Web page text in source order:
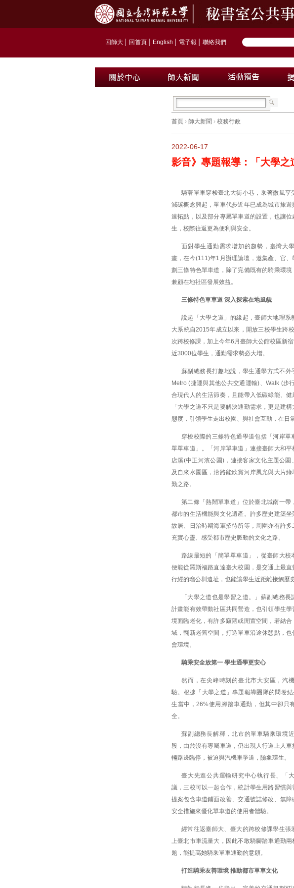
回師大 回首頁 English 電子報 聯絡我們
首頁 › 師大新聞 › 校務行政
2022-06-17
影音》專題報導：「大學
騎著單車穿梭臺北大街小巷，乘著微風享
減碳概念興起，單車代步近年已成為城市旅
速拓點，以及部分專屬單車道的設置，也讓
生，校際往返更為便利與安全。
面對學生通勤需求增加的趨勢，臺灣大
畫，在今(111)年1月辦理論壇，邀集產、官
劃三條特色單車道，除了完備既有的騎乘環境
兼顧在地社區發展效益。
三條特色單車道 深入探索在地風貌
說起「大學之道」的緣起，臺師大地理
大系統自2015年成立以來，開放三校學生跨
次跨校修課，加上今年6月臺師大公館校區新
近3000位學生，通勤需求勢必大增。
蘇副總務長打趣地說，學生通學方式不外
Metro (捷運與其他公共交通運輸)、Walk (步
合現代人的生活節奏，且能帶入低碳綠能、健
「大學之道不只是要解決通勤需求，更是建
態度，引領學生走出校園、與社會互動，在日
穿梭校際的三條特色通學道包括「河岸
單單車道」。「河岸單車道」連接臺師大和
店溪(中正河濱公園)，連接客家文化主題公
及自來水園區，沿路能欣賞河岸風光與大片
勤之路。
第二條「熱鬧單車道」位於臺北城南一
都市的生活機能與文化遺產。許多歷史建築
故居、日治時期海軍招待所等，周圍亦有許
充實心靈、感受都市歷史脈動的文化之路。
路線最短的「簡單單車道」，從臺師大校
便能從羅斯福路直達臺大校園，是交通上最
行經的瑠公圳遺址，也能讓學生近距離接觸歷
「大學之道也是學習之道。」蘇副總務
計畫能有效帶動社區共同營造，也引領學生
境面臨老化，有許多窳陋或閒置空間，若結
域，翻新老舊空間，打造單車沿途休憩點，
會環境。
騎乘安全放第一 學生通學更安心
然而，在尖峰時刻的臺北市大安區，汽
驗。根據「大學之道」專題報導團隊的問卷
生當中，26%使用腳踏車通勤，但其中卻只
全。
蘇副總務長解釋，北市的單車騎乘環境
段，由於沒有專屬車道，仍出現人行道上人
輛路邊臨停，被迫與汽機車爭道，險象環生。
臺大先進公共運輸研究中心執行長、「
議，三校可以一起合作，統計學生用路習慣
提案包含車道鋪面改善、交通號誌修改、無
安全措施來優化單車道的使用者體驗。
經常往返臺師大、臺大的跨校修課學生張
上臺北市車流量大，因此不敢騎腳踏車通勤
題，能提高她騎乘單車通勤的意願。
打造騎乘友善環境 推動都市單車文化